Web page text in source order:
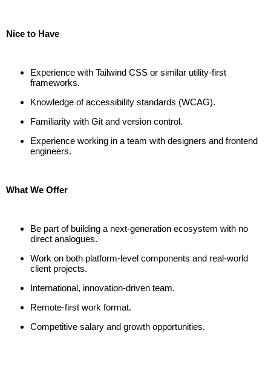
Nice to Have
Experience with Tailwind CSS or similar utility-first
frameworks.
Knowledge of accessibility standards (WCAG).
Familiarity with Git and version control.
Experience working in a team with designers and frontend
engineers.
What We Offer
Be part of building a next-generation ecosystem with no
direct analogues.
Work on both platform-level components and real-world
client projects.
International, innovation-driven team.
Remote-first work format.
Competitive salary and growth opportunities.